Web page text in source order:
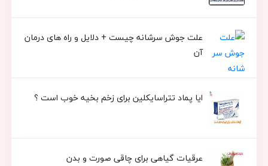
علت جوش سرشانه چیست + دلایل و راه های درمان
آن
ایا پماد تتراسایکلین برای زخم بخیه خوب است ؟
عرقیات گیاهی برای چاقی صورت و بدن